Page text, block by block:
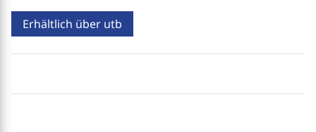
Erhältlich über utb